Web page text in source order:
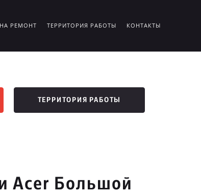
РЕМОНТ ТЕРРИТОРИЯ РАБОТЫ КОНТАКТЫ
ТЕРРИТОРИЯ РАБОТЫ
Acer Большой